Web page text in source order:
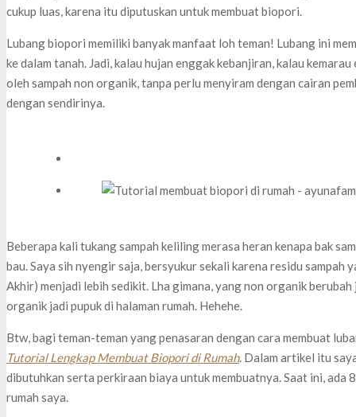
cukup luas, karena itu diputuskan untuk membuat biopori.
Lubang biopori memiliki banyak manfaat loh teman! Lubang ini
ke dalam tanah. Jadi, kalau hujan enggak kebanjiran, kalau
oleh sampah non organik, tanpa perlu menyiram dengan cairan
dengan sendirinya.
Beberapa kali tukang sampah keliling merasa heran kenapa bak
bau. Saya sih nyengir saja, bersyukur sekali karena residu sampah
Akhir) menjadi lebih sedikit. Lha gimana, yang non organik
organik jadi pupuk di halaman rumah. Hehehe.
Btw, bagi teman-teman yang penasaran dengan cara membuat
Tutorial Lengkap Membuat Biopori di Rumah. Dalam artikel itu
dibutuhkan serta perkiraan biaya untuk membuatnya. Saat ini, ada
rumah saya.